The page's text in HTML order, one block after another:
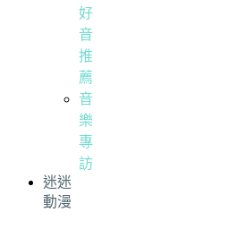
好
音
推
薦
音
樂
專
訪
迷迷
動漫